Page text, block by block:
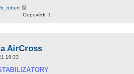
Odpovědi: 1
AirCross
10:33